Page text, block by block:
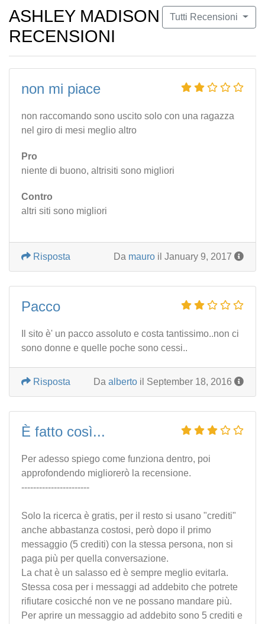
Tutti Recensioni
ASHLEY MADISON
RECENSIONI
non mi piace
non raccomando sono uscito solo con una ragazza
nel giro di mesi meglio altro
Pro
niente di buono, altrisiti sono migliori
Contro
altri siti sono migliori
Da mauro il January 9, 2017
Risposta
Pacco
Il sito è' un pacco assoluto e costa tantissimo..non ci
sono donne e quelle poche sono cessi..
Da alberto il September 18, 2016
Risposta
È fatto così...
Per adesso spiego come funziona dentro, poi
approfondendo migliorerò la recensione.
-----------------------
Solo la ricerca è gratis, per il resto si usano "crediti"
anche abbastanza costosi, però dopo il primo
messaggio (5 crediti) con la stessa persona, non si
paga più per quella conversazione.
La chat è un salasso ed è sempre meglio evitarla.
Stessa cosa per i messaggi ad addebito che potrete
rifiutare cosicché non ve ne possano mandare più.
Per aprire un messaggio ad addebito sono 5 crediti e